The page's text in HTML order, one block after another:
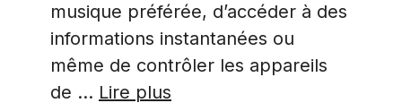
musique préférée, d’accéder à des
informations instantanées ou
même de contrôler les appareils
de … Lire plus